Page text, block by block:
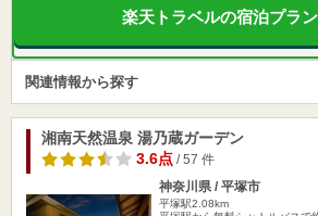
楽天トラベルの宿泊プラ
関連情報から探す
湘南天然温泉 湯乃蔵ガーデン
3.6点/ 57 件
神奈川県 / 平塚市
平塚駅2.08km